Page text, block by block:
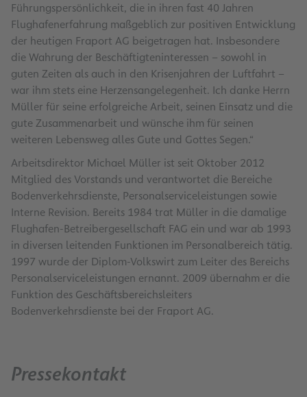
Führungspersönlichkeit, die in ihren fast 40 Jahren
Flughafenerfahrung maßgeblich zur positiven Entwicklung
der heutigen Fraport AG beigetragen hat. Insbesondere
die Wahrung der Beschäftigteninteressen – sowohl in
guten Zeiten als auch in den Krisenjahren der Luftfahrt –
war ihm stets eine Herzensangelegenheit. Ich danke Herrn
Müller für seine erfolgreiche Arbeit, seinen Einsatz und die
gute Zusammenarbeit und wünsche ihm für seinen
weiteren Lebensweg alles Gute und Gottes Segen.“
Arbeitsdirektor Michael Müller ist seit Oktober 2012
Mitglied des Vorstands und verantwortet die Bereiche
Bodenverkehrsdienste, Personalserviceleistungen sowie
Interne Revision. Bereits 1984 trat Müller in die damalige
Flughafen-Betreibergesellschaft FAG ein und war ab 1993
in diversen leitenden Funktionen im Personalbereich tätig.
1997 wurde der Diplom-Volkswirt zum Leiter des Bereichs
Personalserviceleistungen ernannt. 2009 übernahm er die
Funktion des Geschäftsbereichsleiters
Bodenverkehrsdienste bei der Fraport AG.
Pressekontakt